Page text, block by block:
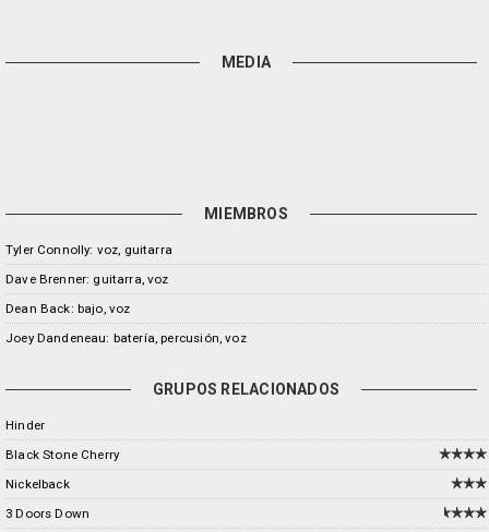
MEDIA
MIEMBROS
Tyler Connolly: voz, guitarra
Dave Brenner: guitarra, voz
Dean Back: bajo, voz
Joey Dandeneau: batería, percusión, voz
GRUPOS RELACIONADOS
Hinder
Black Stone Cherry
Nickelback
3 Doors Down